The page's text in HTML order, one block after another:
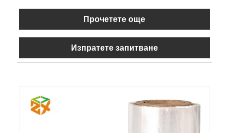
Прочетете още
Изпратете запитване